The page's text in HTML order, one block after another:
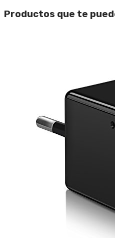
Productos que te